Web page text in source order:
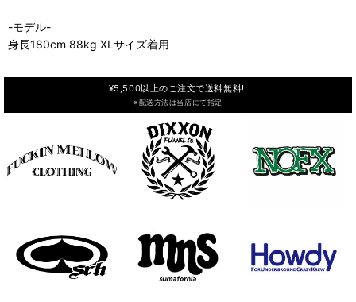
-モデル-
身長180cm 88kg XLサイズ着用
¥5,500以上のご注文で送料無料!!
※配送方法は当店にて指定